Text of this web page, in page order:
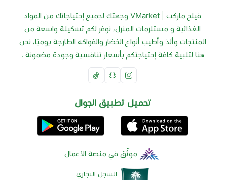
فيلج ماركت | VMarket وجهتك لجميع إحتياجاتك من المواد
الغذائية و مستلزمات المنزل، نوفر لكم تشكيلة واسعة من
المنتجات وألذ وأطيب أنواع الخضار والفواكه الطازجة يوميًا، نحن
هنا لتلبية كافة إحتياجتكم بأسعار تنافسية وجودة مضمونة .
تحميل تطبيق الجوال
موثّق في منصة الأعمال
السجل التجاري